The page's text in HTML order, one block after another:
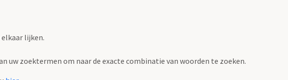
lijken.
uw zoektermen om naar de exacte combinatie van woorden te zoeken.